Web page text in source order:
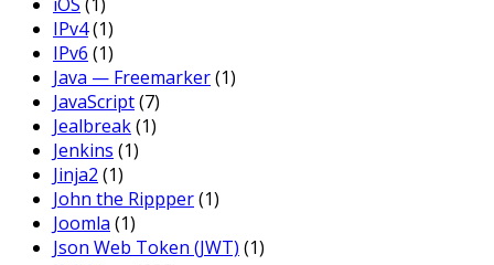
IPv4(1)
IPv6 (1)
Java — Freemarker(1)
JavaScript(7)
Jealbreak(1)
Jenkins (1)
Jinja2 (1)
John the Rippper(1)
Joomla (1)
Json Web Token (JWT) (1)